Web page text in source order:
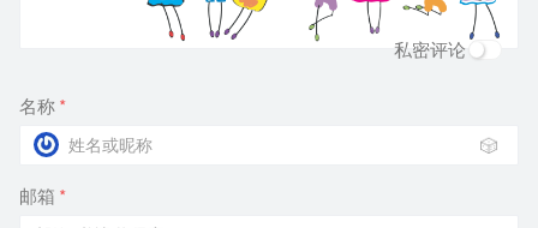
私密评论
名称 *
🎲
邮箱 *